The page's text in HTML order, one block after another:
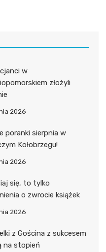
w
złożyli
2026
poranki sierpnia w
Kołobrzegu!
2026
się, to tylko
o zwrocie książek
2026
z Gościna z sukcesem
na stopień